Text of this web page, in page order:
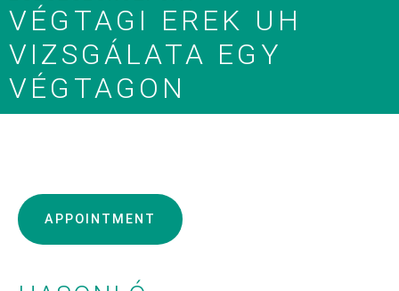
VÉGTAGI EREK UH
VIZSGÁLATA EGY
VÉGTAGON
APPOINTMENT